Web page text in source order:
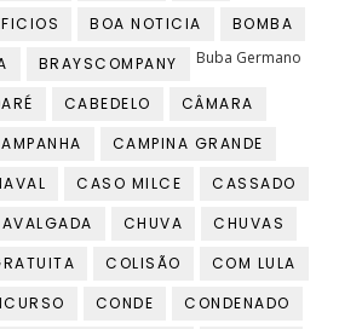
BOA NOTICIA
BOMBA
BRAYSCOMPANY Buba Germano
CABEDELO
CÂMARA
CAMPINA GRANDE
CASO MILCE
CASSADO
CHUVA
CHUVAS
COLISÃO
COM LULA
CONDE
CONDENADO